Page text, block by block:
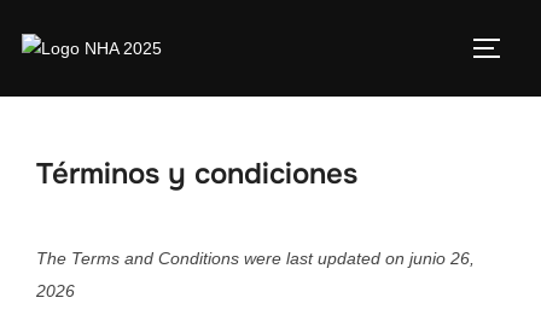
Términos y condiciones
The Terms and Conditions were last updated on junio 26,
2026